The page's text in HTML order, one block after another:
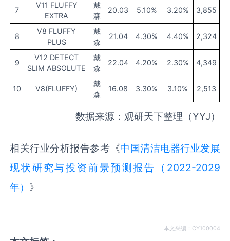
7
V11 FLUFFY
EXTRA
戴
森
20.03 5.10% 3.20% 3,855
8
V8 FLUFFY
PLUS
戴
森
21.04 4.30% 4.40% 2,324
9
V12 DETECT
SLIM ABSOLUTE
戴
森
22.04 4.20% 2.30% 4,349
10 V8(FLUFFY)
戴
森
16.08 3.30% 3.10% 2,513
数据来源：观研天下整理（YYJ）
相关行业分析报告参考《中国清洁电器行业发展
现状研究与投资前景预测报告（2022-2029
年） 》
本文采编：CY100004